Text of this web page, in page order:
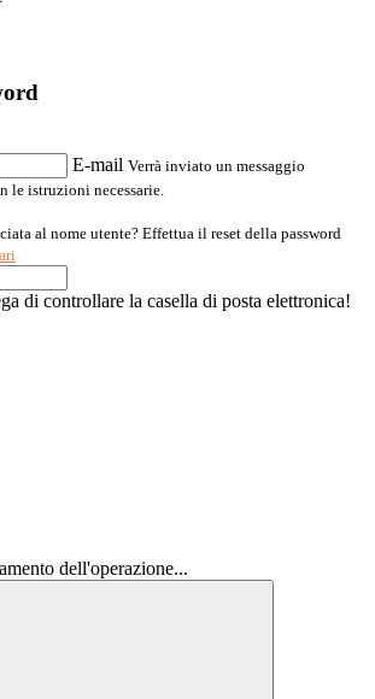
E-mail Verrà inviato un messaggio
le istruzioni necessarie.
al nome utente? Effettua il reset della password
di controllare la casella di posta elettronica!
dell'operazione...